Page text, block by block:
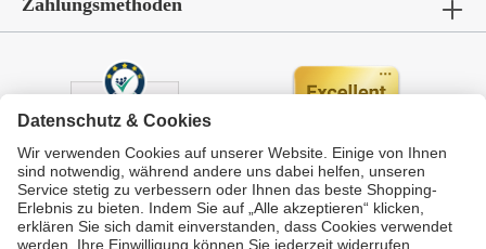
Zahlungsmethoden